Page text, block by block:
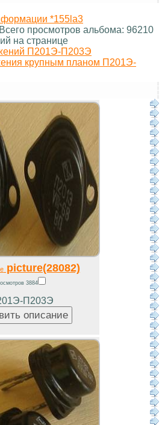
*155la3
просмотров альбома: 96210
на странице
П201Э-П203Э
крупным планом П201Э-
picture(28082)
3884
П203Э